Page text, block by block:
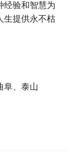
经验和智慧为
生提供永不枯
阜、泰山